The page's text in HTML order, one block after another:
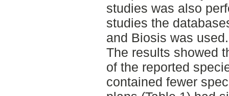
studies was also
studies the
and Biosis was used.
The results showed
of the reported
contained fewer